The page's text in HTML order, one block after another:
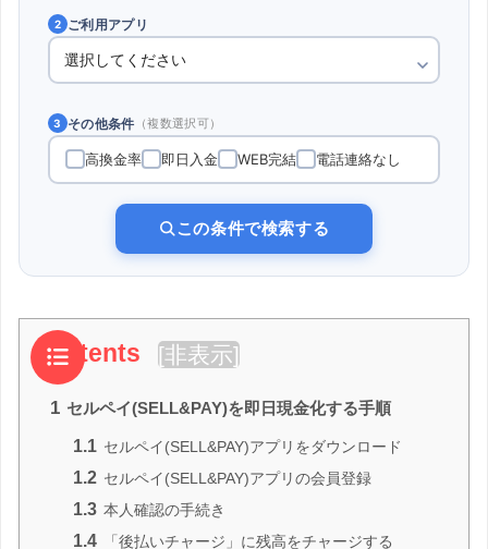
2 ご利用アプリ
3 その他条件 （複数選択可）
高換金率 即日入金 WEB完結 電話連絡なし
この条件で検索する
Contents [非表示]
1 セルペイ(SELL&PAY)を即日現金化する手順
1.1 セルペイ(SELL&PAY)アプリをダウンロード
1.2 セルペイ(SELL&PAY)アプリの会員登録
1.3 本人確認の手続き
1.4 「後払いチャージ」に残高をチャージする